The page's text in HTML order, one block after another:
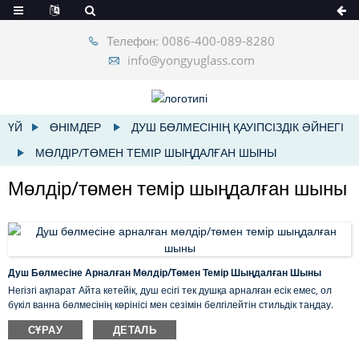
Телефон: 0086-400-089-8280
info@yongyuglass.com
ҮЙ ӨНІМДЕР
ДУШ БӨЛМЕСІНІҢ ҚАУІПСІЗДІК ӘЙНЕГІ
МӨЛДІР/ТӨМЕН ТЕМІР ШЫҢДАЛҒАН ШЫНЫ
Мөлдір/төмен темір шыңдалған шыны
Душ Бөлмесіне Арналған Мөлдір/төмен Темір Шыңдалған Шыны
Негізгі ақпарат Айта кетейік, душ есігі тек душқа арналған есік емес, ол
бүкіл ванна бөлмесінің көрінісі мен сезімін белгілейтін стильдік таңдау.
Бұл ванна бөлмесіндегі жалғыз ең үлкен және ең көп назар аударатын
элемент. Бұл ғана емес, сонымен қатар ол дұрыс жұмыс істеуі керек. (Бұл
СҰРАУ ДЕТАЛЬ